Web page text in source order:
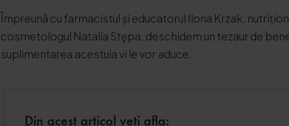
Împreună cu farmacistul și educatorul Ilona Krzak,
cosmetologul Natalia Stępa, deschidem un tezaur de
suplimentarea acestuia vi le vor aduce.
Din acest articol veți afla: